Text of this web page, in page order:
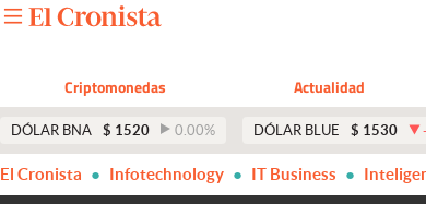
Apertura
Criptomonedas Actualidad
DÓLAR BNA $ 1520 0.00% DÓLAR BLUE $ 1530
El Cronista Infotechnology IT Business